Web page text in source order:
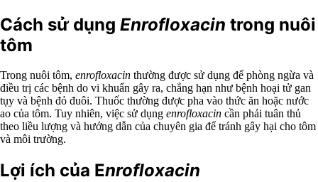
Cách sử dụng Enrofloxacin trong nuôi
tôm
Trong nuôi tôm, enrofloxacin thường được sử dụng để phòng ngừa và
điều trị các bệnh do vi khuẩn gây ra, chẳng hạn như bệnh hoại tử gan
tụy và bệnh đỏ đuôi. Thuốc thường được pha vào thức ăn hoặc nước
ao của tôm. Tuy nhiên, việc sử dụng enrofloxacin cần phải tuân thủ
theo liều lượng và hướng dẫn của chuyên gia để tránh gây hại cho tôm
và môi trường.
Lợi ích của Enrofloxacin